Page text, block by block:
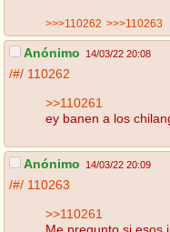
>>>110262 >>>110263
Anónimo 14/03/22 20:08
/#/ 110262
>>110261
ey banen a los
Anónimo 14/03/22 20:09
/#/ 110263
>>110261